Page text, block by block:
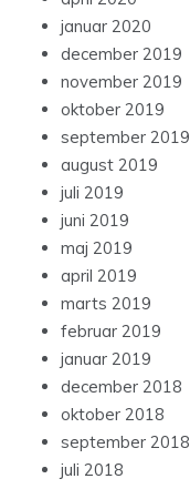
januar 2020
december 2019
november 2019
oktober 2019
september 2019
august 2019
juli 2019
juni 2019
maj 2019
april 2019
marts 2019
februar 2019
januar 2019
december 2018
oktober 2018
september 2018
juli 2018